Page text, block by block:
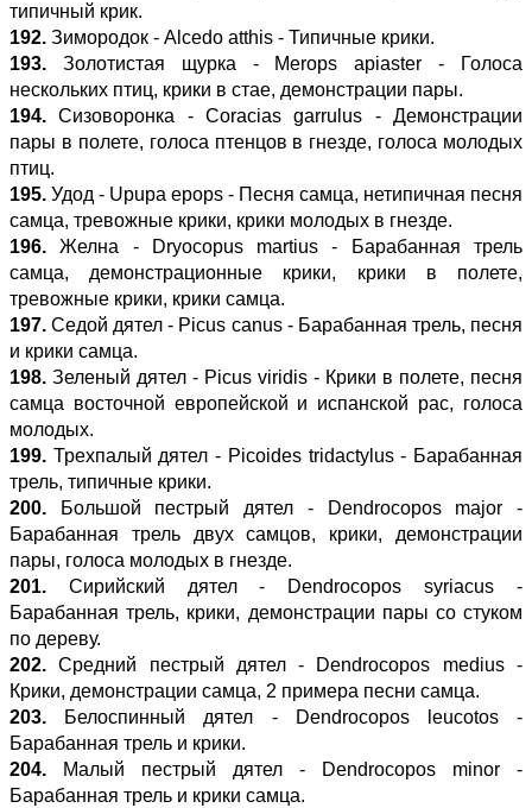
типичный крик.
192. Зимородок - Alcedo atthis - Типичные крики.
193. Золотистая щурка - Merops apiaster - Голоса
нескольких птиц, крики в стае, демонстрации пары.
194. Сизоворонка - Coracias garrulus - Демонстрации
пары в полете, голоса птенцов в гнезде, голоса молодых
птиц.
195. Удод - Upupa epops - Песня самца, нетипичная песня
самца, тревожные крики, крики молодых в гнезде.
196. Желна - Dryocopus martius - Барабанная трель
самца, демонстрационные крики, крики в полете,
тревожные крики, крики самца.
197. Седой дятел - Picus canus - Барабанная трель, песня
и крики самца.
198. Зеленый дятел - Picus viridis - Крики в полете, песня
самца восточной европейской и испанской рас, голоса
молодых.
199. Трехпалый дятел - Picoides tridactylus - Барабанная
трель, типичные крики.
200. Большой пестрый дятел - Dendrocopos major -
Барабанная трель двух самцов, крики, демонстрации
пары, голоса молодых в гнезде.
201. Сирийский дятел - Dendrocopos syriacus -
Барабанная трель, крики, демонстрации пары со стуком
по дереву.
202. Средний пестрый дятел - Dendrocopos medius -
Крики, демонстрации самца, 2 примера песни самца.
203. Белоспинный дятел - Dendrocopos leucotos -
Барабанная трель и крики.
204. Малый пестрый дятел - Dendrocopos minor -
Барабанная трель и крики самца.